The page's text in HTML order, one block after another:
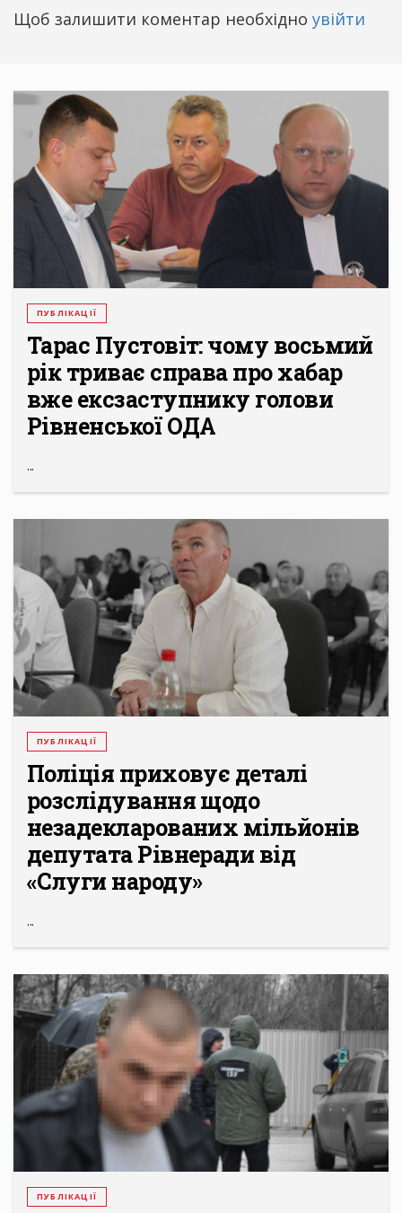
Щоб залишити коментар необхідно увійти
ПУБЛІКАЦІЇ
Тарас Пустовіт: чому восьмий
рік триває справа про хабар
вже ексзаступнику голови
Рівненської ОДА
...
ПУБЛІКАЦІЇ
Поліція приховує деталі
розслідування щодо
незадекларованих мільйонів
депутата Рівнеради від
«Слуги народу»
...
ПУБЛІКАЦІЇ